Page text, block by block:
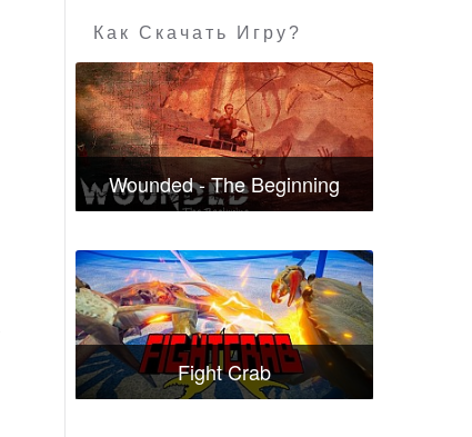
Как Скачать Игру?
Wounded - The Beginning
Fight Crab